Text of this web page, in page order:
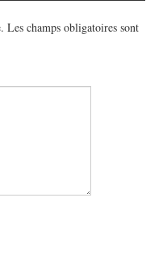
Les champs obligatoires sont